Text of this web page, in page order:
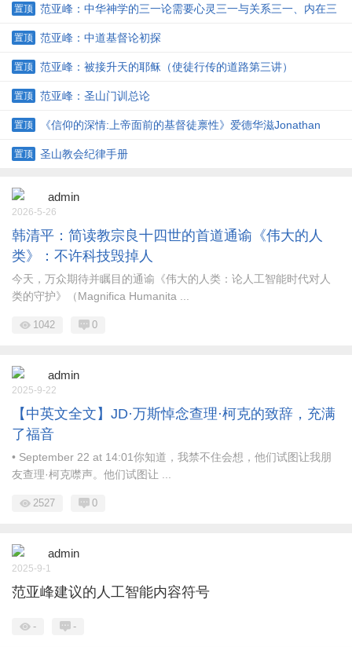
置顶 范亚峰：中华神学的三一论需要心灵三一与关系三一、内在三
一与经世三一并建
置顶 范亚峰：中道基督论初探
置顶 范亚峰：被接升天的耶稣（使徒行传的道路第三讲）
置顶 范亚峰：圣山门训总论
置顶 《信仰的深情:上帝面前的基督徒禀性》爱德华滋Jonathan
Edwards
置顶 圣山教会纪律手册
admin
2026-5-26
韩清平：简读教宗良十四世的首道通谕《伟大的人
类》：不许科技毁掉人
今天，万众期待并瞩目的通谕《伟大的人类：论人工智能时代对人
类的守护》（Magnifica Humanita ...
1042 0
admin
2025-9-22
【中英文全文】JD·万斯悼念查理·柯克的致辞，充满
了福音
• September 22 at 14:01你知道，我禁不住会想，他们试图让我朋
友查理·柯克噤声。他们试图让 ...
2527 0
admin
2025-9-1
范亚峰建议的人工智能内容符号
- -